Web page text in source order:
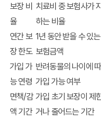
보장 비
율
치료비 중 보험사가
하는 비율
연간 보
장 한도
1년 동안 받을 수 있
보험금액
가입 가
능 연령
반려동물의 나이에
가입 가능 여부
면책/감
액 기간
가입 초기 보장이 제
거나 줄어드는 기간